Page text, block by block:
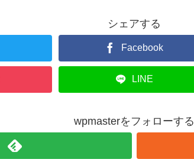
シェアする
Facebook
LINE
wpmasterをフォローする